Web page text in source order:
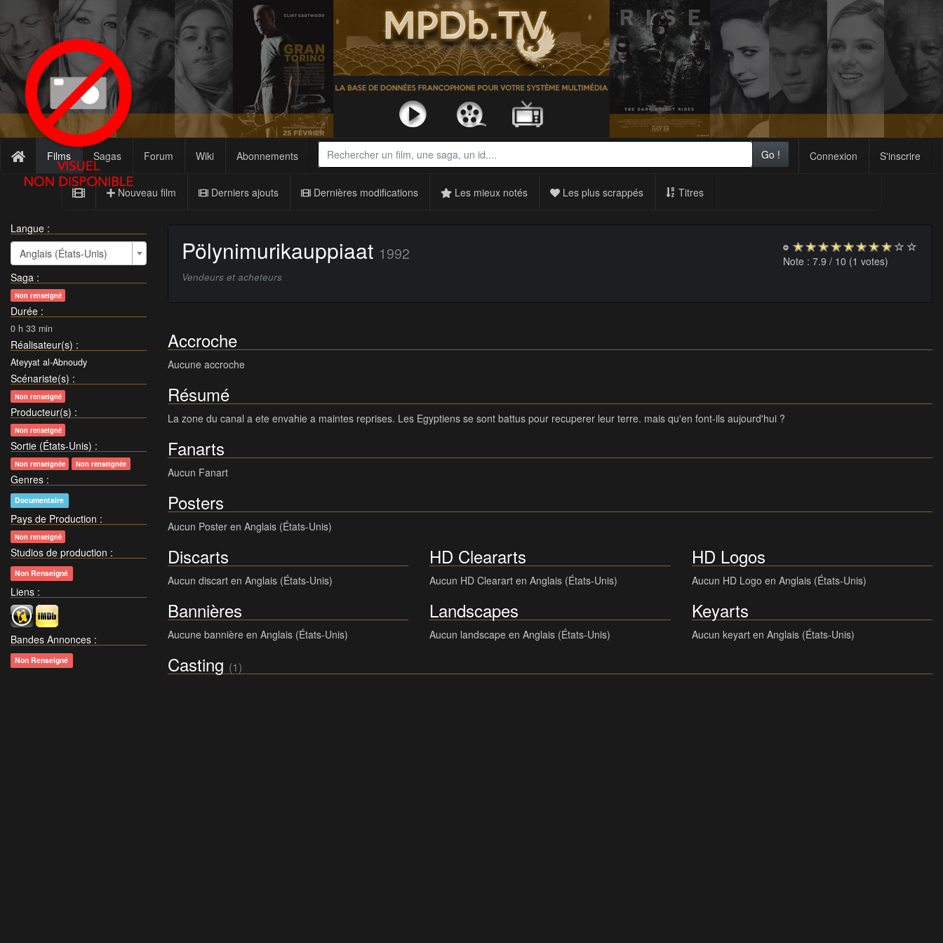
Films Sagas Forum Wiki Abonnements Connexion S'inscrire
Go !
Nouveau film Derniers ajouts Dernières modifications Les mieux notés Les plus scrappés Titres
Langue :
Anglais (États-Unis)
Saga :
Non renseigné
Durée :
0 h 33 min
Réalisateur(s) :
Ateyyat al-Abnoudy
Scénariste(s) :
Non renseigné
Producteur(s) :
Non renseigné
Sortie (États-Unis) :
Non renseignée Non renseignée
Genres :
Documentaire
Pays de Production :
Non renseigné
Studios de production :
Non Renseigné
Liens :
Bandes Annonces :
Non Renseigné
Note : 7.9 / 10 (1 votes)
Pölynimurikauppiaat 1992
Vendeurs et acheteurs
Accroche
Aucune accroche
Résumé
La zone du canal a ete envahie a maintes reprises. Les Egyptiens se sont battus pour recuperer leur terre. mais qu'en font-ils aujourd'hui ?
Fanarts
Aucun Fanart
Posters
Aucun Poster en Anglais (États-Unis)
Discarts
Aucun discart en Anglais (États-Unis)
HD Cleararts
Aucun HD Clearart en Anglais (États-Unis)
HD Logos
Aucun HD Logo en Anglais (États-Unis)
Bannières
Aucune bannière en Anglais (États-Unis)
Landscapes
Aucun landscape en Anglais (États-Unis)
Keyarts
Aucun keyart en Anglais (États-Unis)
Casting (1)